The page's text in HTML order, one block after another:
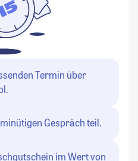
Termin über
Gespräch teil.
im Wert von